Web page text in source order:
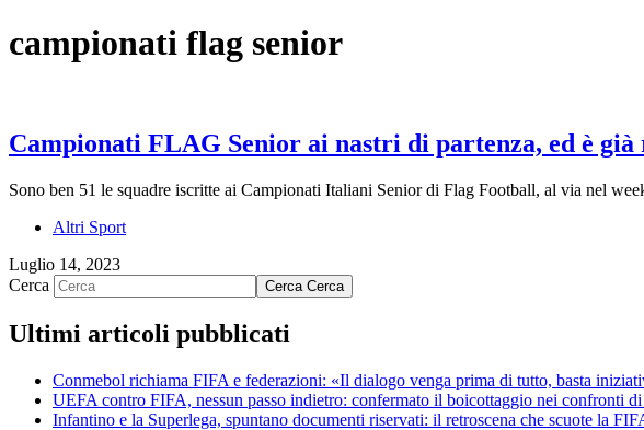
campionati flag senior
Campionati FLAG Senior ai nastri di partenza, ed è già
Sono ben 51 le squadre iscritte ai Campionati Italiani Senior di Flag Football, al via nel
Altri Sport
Luglio 14, 2023
Cerca
Cerca Cerca
Ultimi articoli pubblicati
Conmebol richiama FIFA e federazioni: «Il dialogo venga prima di tutto, basta
UEFA contro FIFA, nessun passo indietro: confermato il boicottaggio nei confronti
Infantino e la Superlega, spuntano documenti riservati: il retroscena che scuote la